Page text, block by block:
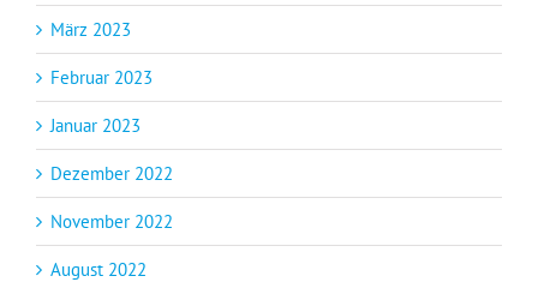
März 2023
Februar 2023
Januar 2023
Dezember 2022
November 2022
August 2022